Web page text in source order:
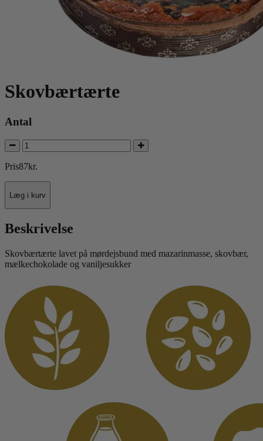
Skovbærtærte
Antal
Pris87kr.
Læg i kurv
Beskrivelse
Skovbærtærte lavet på mørdejsbund med mazarinmasse, skovbær,
mælkechokolade og vaniljesukker